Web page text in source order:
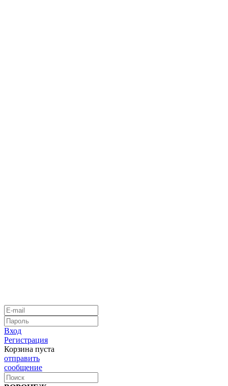
Вход
Регистрация
Корзина пуста
отправить
сообщение